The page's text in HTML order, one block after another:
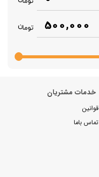
500,000
خدمات مشتریان
قوانین
تماس باما